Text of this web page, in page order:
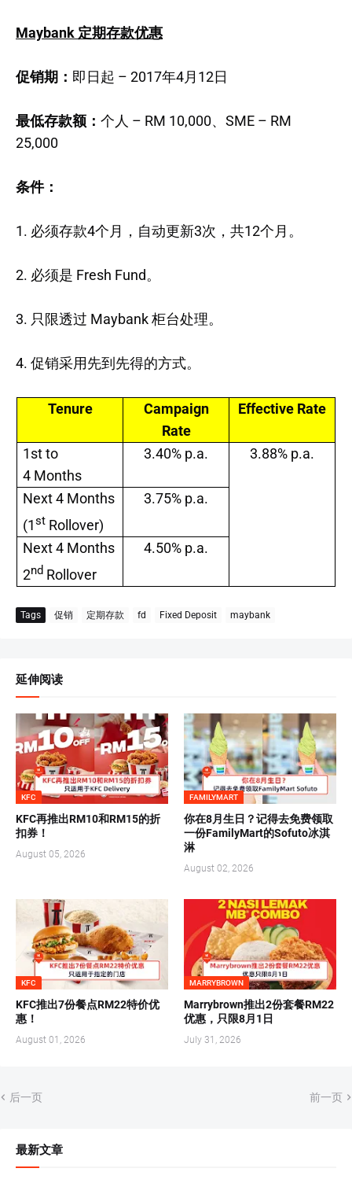
Maybank 定期存款优惠
促销期： 即日起 – 2017年4月12日
最低存款额： 个人 – RM 10,000、SME – RM
25,000
条件：
1. 必须存款4个月，自动更新3次，共12个月。
2. 必须是 Fresh Fund。
3. 只限透过 Maybank 柜台处理。
4. 促销采用先到先得的方式。
Tenure
Campaign
Rate
Effective Rate
1st to
4 Months
3.40% p.a. 3.88% p.a.
Next 4 Months
(1st Rollover)
3.75% p.a.
Next 4 Months
2nd Rollover
4.50% p.a.
Tags 促销 定期存款 fd Fixed Deposit maybank
延伸阅读
KFC
KFC再推出RM10和RM15的折
扣券！
August 05, 2026
FAMILYMART
你在8月生日？记得去免费领取
一份FamilyMart的Sofuto冰淇
淋
August 02, 2026
KFC
KFC推出7份餐点RM22特价优
惠！
August 01, 2026
MARRYBROWN
Marrybrown推出2份套餐RM22
优惠，只限8月1日
July 31, 2026
后一页 前一页
最新文章